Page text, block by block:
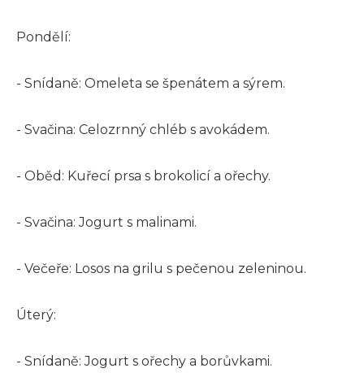
Pondělí:
- Snídaně: Omeleta se špenátem a sýrem.
- Svačina: Celozrnný chléb s avokádem.
- Oběd: Kuřecí prsa s brokolicí a ořechy.
- Svačina: Jogurt s malinami.
- Večeře: Losos na grilu s pečenou zeleninou.
Úterý:
- Snídaně: Jogurt s ořechy a borůvkami.